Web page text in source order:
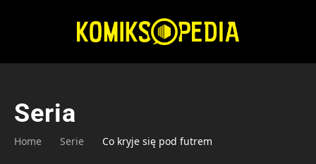
Seria
Home Serie Co kryje się pod futrem